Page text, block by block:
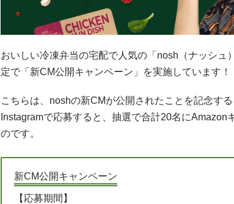
おいしい冷凍弁当の宅配で人気の「nosh（ナッシュ
定で「新CM公開キャンペーン」を実施しています！
こちらは、noshの新CMが公開されたことを記念す
Instagramで応募すると、抽選で合計20名に
のです。
新CM公開キャンペーン
【応募期間】